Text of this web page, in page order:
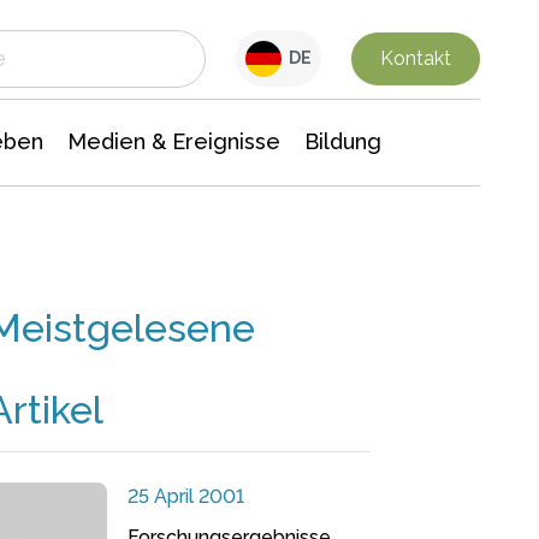
DE Kontakt
Medien & Ereignisse Bildung
25 April 2001